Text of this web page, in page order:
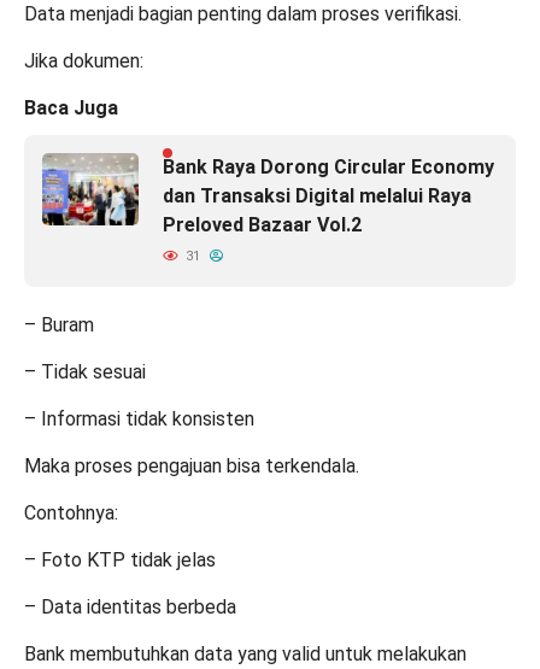
Data menjadi bagian penting dalam proses verifikasi.
Jika dokumen:
Baca Juga
Bank Raya Dorong Circular Economy
dan Transaksi Digital melalui Raya
Preloved Bazaar Vol.2
31
– Buram
– Tidak sesuai
– Informasi tidak konsisten
Maka proses pengajuan bisa terkendala.
Contohnya:
– Foto KTP tidak jelas
– Data identitas berbeda
Bank membutuhkan data yang valid untuk melakukan